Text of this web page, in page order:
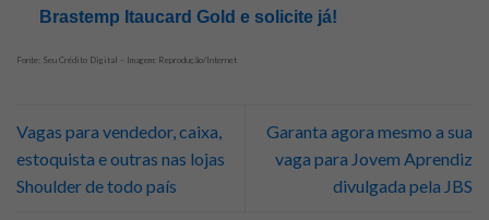
Brastemp Itaucard Gold e solicite já!
Fonte: Seu Crédito Digital – Imagem: Reprodução/Internet
Vagas para vendedor, caixa,
estoquista e outras nas lojas
Shoulder de todo país
Garanta agora mesmo a sua
vaga para Jovem Aprendiz
divulgada pela JBS